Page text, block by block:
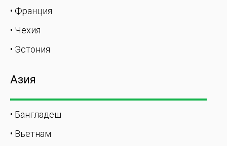
• Франция
• Чехия
• Эстония
Азия
• Бангладеш
• Вьетнам